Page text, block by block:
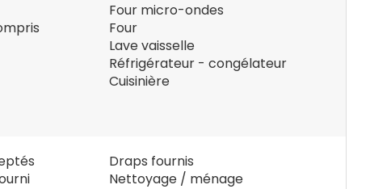
Four micro-ondes
Four
Lave vaisselle
Réfrigérateur - congélateur
Cuisinière
Draps fournis
Nettoyage / ménage